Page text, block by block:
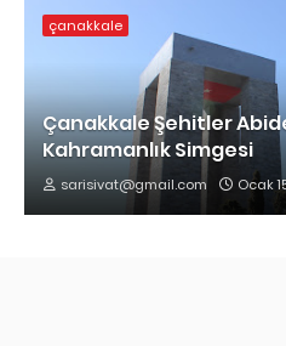
çanakkale
Çanakkale Şehitler
Kahramanlık Simgesi
sarisivat@gmail.com Ocak